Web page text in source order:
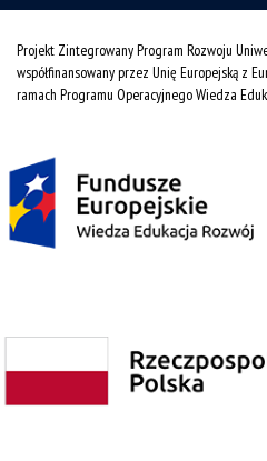
Projekt Zintegrowany Program Rozwoju
współfinansowany przez Unię Europejską z
ramach Programu Operacyjnego Wiedza